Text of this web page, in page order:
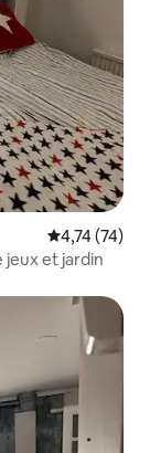
Évaluation
4,74 (74)
jeux et jardin